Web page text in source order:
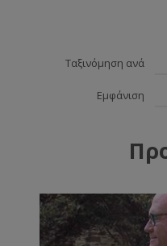
Ταξινόμηση ανά
Εμφάνιση